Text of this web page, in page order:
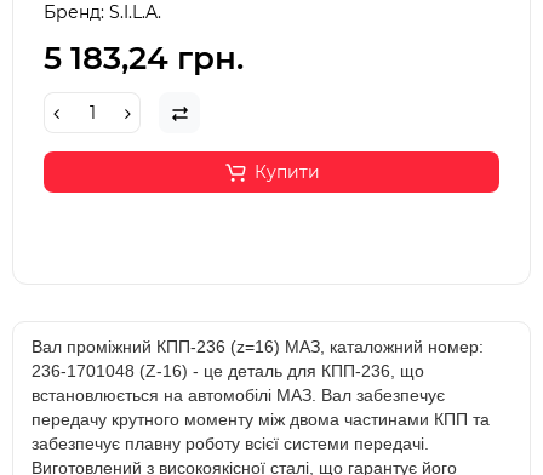
Бренд: S.I.L.A.
5 183,24 грн.
Купити
Вал проміжний КПП-236 (z=16) МАЗ, каталожний номер:
236-1701048 (Z-16) - це деталь для КПП-236, що
встановлюється на автомобілі МАЗ. Вал забезпечує
передачу крутного моменту між двома частинами КПП та
забезпечує плавну роботу всієї системи передачі.
Виготовлений з високоякісної сталі, що гарантує його